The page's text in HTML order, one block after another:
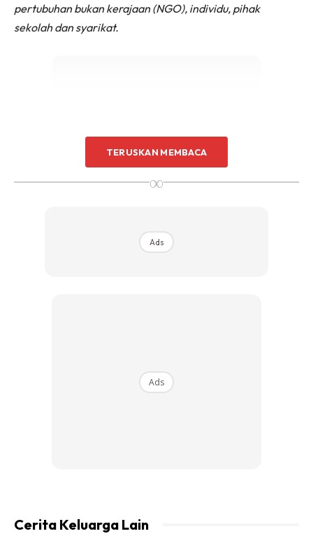
pertubuhan bukan kerajaan (NGO), individu, pihak
sekolah dan syarikat.
TERUSKAN MEMBACA
∞
Ads
Ads
Cerita Keluarga Lain